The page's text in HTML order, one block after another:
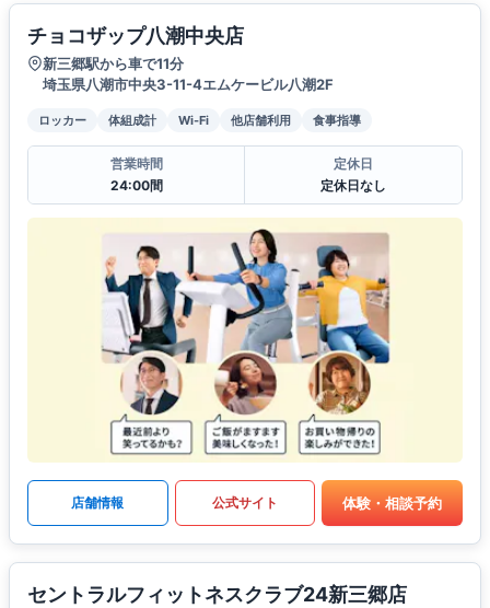
チョコザップ八潮中央店
新三郷駅から車で11分
埼玉県八潮市中央3-11-4エムケービル八潮2F
ロッカー 体組成計 Wi-Fi 他店舗利用 食事指導
営業時間
24:00間
定休日
定休日なし
店舗情報 公式サイト 体験・相談予約
セントラルフィットネスクラブ24新三郷店